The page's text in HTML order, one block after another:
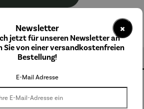
×
Newsletter
jetzt für unseren Newsletter an
Sie von einer versandkostenfreien
Bestellung!
E-Mail Adresse